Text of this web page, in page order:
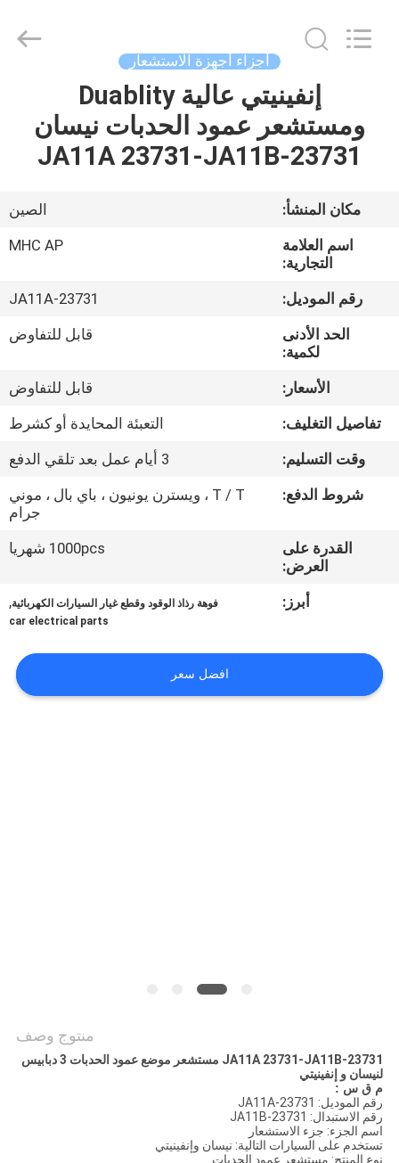
الرئيسية
معلومات
جولة
المعمل
مراقبة
الجودة
اقتباس
خريطة
Limited.
أجزاء أجهزة الاستشعار
إنفينيتي عالية Duablity
ومستشعر عمود الحدبات نيسان
23731-JA11A 23731-JA11B
مكان المنشأ:
الصين
اسم العلامة
التجارية:
MHC AP
رقم الموديل:
23731-JA11A
الحد الأدنى
لكمية:
قابل للتفاوض
الأسعار:
قابل للتفاوض
تفاصيل التغليف:
التعبئة المحايدة أو كشرط
وقت التسليم:
3 أيام عمل بعد تلقي الدفع
شروط الدفع:
T / T ، ويسترن يونيون ، باي بال ، موني
جرام
القدرة على
العرض:
1000pcs شهريا
أبرز: فوهة رذاذ الوقود وقطع غيار السيارات الكهربائية,
car electrical parts
افضل سعر
منتوج وصف
23731-JA11A 23731-JA11B مستشعر موضع عمود الحدبات 3 دبابيس
لنيسان و إنفينيتي
م ق س :
رقم الموديل: 23731-JA11A
رقم الاستبدال: 23731-JA11B
اسم الجزء: جزء الاستشعار
تستخدم على السيارات التالية: نيسان وإنفينيتي
نوع المنتج: مستشعر عمود الحدبات